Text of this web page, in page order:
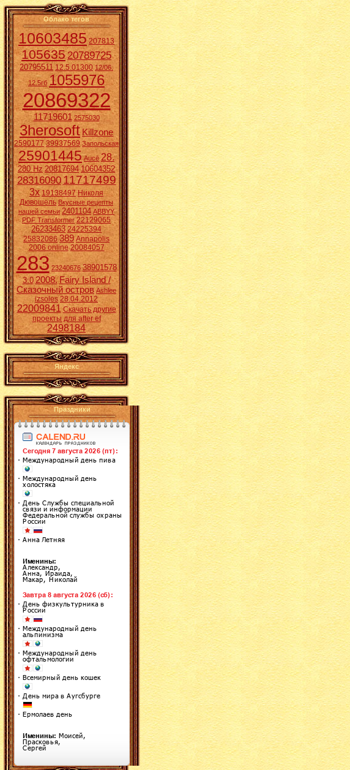
Облако тегов
10603485 207813
10563520789725
20795511 12.5.01300 12/06.
12.5гб 1055976
20869322
11719601 2575030
3herosoft Killzone
2590177 39937569 Запольская
25901445 Aucē 28.
280 Hz 20817694 10604352
2831609011717499
3x 19138497 Николя
Дювошель Вкусные рецепты
нашей семьи 2401104 ABBYY
PDF Transformer 22129065
26233463 24225394
25832086 389 Annapolis
2006 online 20084057
283 23240676 38901578
3:0 2008. Fairy Island /
Сказочный остров Ashlee
izsoles 28.04.2012
22009841 Скачать другие
проекты для after ef
2498184
Яндекс
Праздники